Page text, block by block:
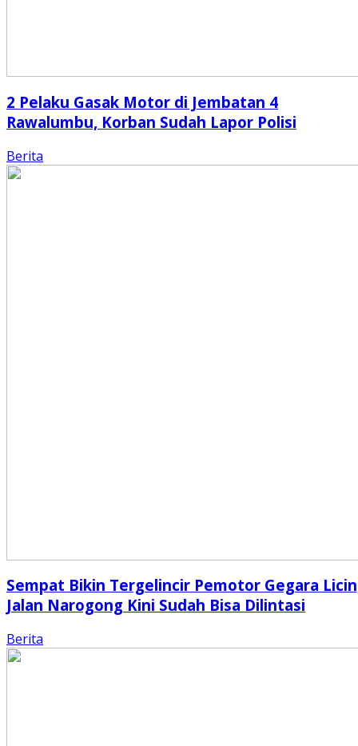
2 Pelaku Gasak Motor di Jembatan 4
Rawalumbu, Korban Sudah Lapor Polisi
Berita
Sempat Bikin Tergelincir Pemotor Gegara
Jalan Narogong Kini Sudah Bisa Dilintasi
Berita